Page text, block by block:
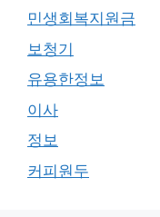
민생회복지원금
보청기
유용한정보
이사
정보
커피원두